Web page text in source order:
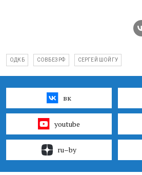
ОДКБ СОВБЕЗ РФ СЕРГЕЙ ШОЙГУ
вк
youtube
ru–by